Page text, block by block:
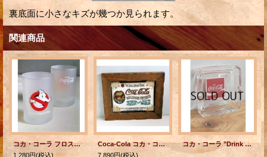
裏底面に小さなキズが幾つか見られます。
関連商品
コカ・コーラ フロストグラス 映画 『ゴーストバスターズ』 DRINK Coca-Cola TRADE MARK REGD. THE SUPERNATURAL SPECTACULAR ©1984 Columbia Pictures Industries, Inc. 各1個
1,280円(税込)
Coca-Cola コカ・コーラ ウォールミラー パブミラー ウッドフレーム
7,890円(税込)
コカ・コーラ "Drink Coca-Cola" ガラスアシュトレイ/灰皿 スクエアー